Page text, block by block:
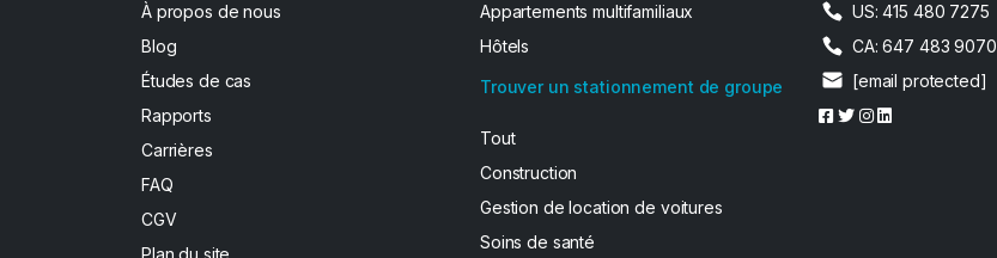
À propos de nous
Blog
Études de cas
Rapports
Carrières
FAQ
CGV
Plan du site
Appartements multifamiliaux
Hôtels
Trouver un stationnement de groupe
Tout
Construction
Gestion de location de voitures
Soins de santé
US: 415 480 7275
CA: 647 483 9070
[email protected]